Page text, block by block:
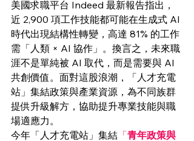
美國求職平台 Indeed 最新報告指出，
近 2,900 項工作技能都可能在生成式 AI
時代出現結構性轉變，高達 81% 的工作
需「人類 × AI 協作」。換言之，未來職
涯不是單純被 AI 取代，而是需要與 AI
共創價值。面對這股浪潮，「人才充電
站」集結政策與產業資源，為不同族群
提供升級解方，協助提升專業技能與職
場適應力。
今年「人才充電站」集結 「青年政策與